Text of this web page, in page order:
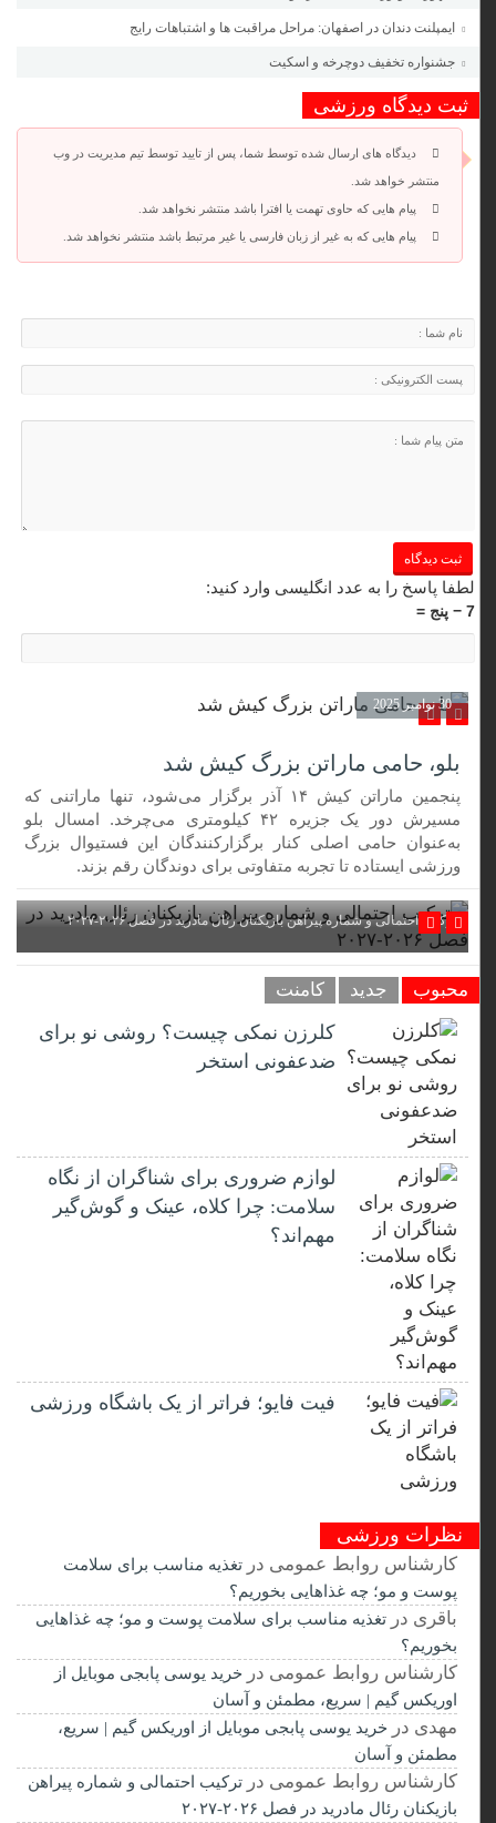
ایمپلنت دندان در اصفهان: مراحل مراقبت ها و اشتباهات رایج
جشنواره تخفیف دوچرخه‌ و اسکیت
ثبت دیدگاه ورزشی
دیدگاه های ارسال شده توسط شما، پس از تایید توسط تیم مدیریت در وب
منتشر خواهد شد.
پیام هایی که حاوی تهمت یا افترا باشد منتشر نخواهد شد.
پیام هایی که به غیر از زبان فارسی یا غیر مرتبط باشد منتشر نخواهد شد.
لطفا پاسخ را به عدد انگلیسی وارد کنید:
30 نوامبر 2025
بلو، حامی ماراتن بزرگ کیش شد
پنجمین ماراتن کیش ۱۴ آذر برگزار می‌شود، تنها ماراتنی که
مسیرش دور یک جزیره ۴۲ کیلومتری می‌چرخد. امسال بلو
به‌عنوان حامی اصلی کنار برگزارکنندگان این فستیوال بزرگ
ورزشی ایستاده تا تجربه متفاوتی برای دوندگان رقم بزند.
ترکیب احتمالی و شماره پیراهن بازیکنان رئال مادرید در فصل ۲۰۲۶-۲۰۲۷
محبوب جدید کامنت
کلرزن نمکی چیست؟ روشی نو برای
ضدعفونی استخر
لوازم ضروری برای شناگران از نگاه
سلامت: چرا کلاه، عینک و گوش‌گیر
مهم‌اند؟
فیت ‌فایو؛ فراتر از یک باشگاه ورزشی
نظرات ورزشی
کارشناس روابط عمومیدرتغذیه مناسب برای سلامت
پوست و مو؛ چه غذاهایی بخوریم؟
باقری درتغذیه مناسب برای سلامت پوست و مو؛ چه غذاهایی
بخوریم؟
کارشناس روابط عمومیدرخرید یوسی پابجی موبایل از
اوریکس گیم | سریع، مطمئن و آسان
مهدیدرخرید یوسی پابجی موبایل از اوریکس گیم | سریع،
مطمئن و آسان
کارشناس روابط عمومیدرترکیب احتمالی و شماره پیراهن
بازیکنان رئال مادرید در فصل ۲۰۲۶-۲۰۲۷